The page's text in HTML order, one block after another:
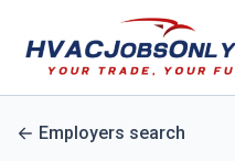
Employers search